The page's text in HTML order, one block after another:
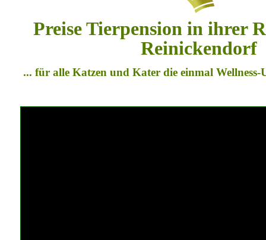
Preise Tierpension in ihrer
Reinickendorf
... für alle Katzen und Kater die einmal